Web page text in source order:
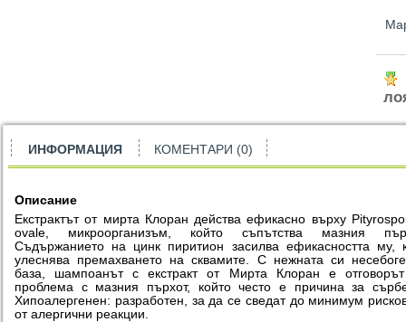
ИНФОРМАЦИЯ КОМЕНТАРИ (0)
Описание
Екстрактът от мирта Клоран действа ефикасно върху
ovale, микроорганизъм, който съпътства мазния
Съдържанието на цинк пиритион засилва ефикасността му,
улеснява премахването на сквамите. С нежната си
база, шампоанът с екстракт от Мирта Клоран е
проблема с мазния пърхот, който често е причина за
Хипоалергенен: разработен, за да се сведат до минимум
от алергични реакции.